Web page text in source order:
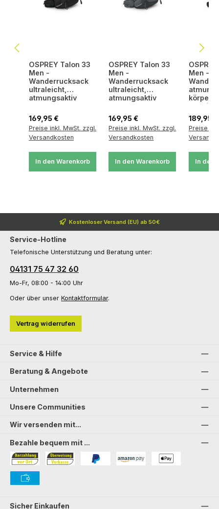
OSPREY Talon 33
Men -
Wanderrucksack
ultraleicht,
atmungsaktiv
Regulärer Preis:
169,95 €
Preise inkl. MwSt. zzgl.
Versandkosten
In den Warenkorb
OSPREY Talon 33
Men -
Wanderrucksack
ultraleicht,
atmungsaktiv
Regulärer Preis:
169,95 €
Preise inkl. MwSt. zzgl.
Versandkosten
In den Warenkorb
Men -
189,95 €
Preise
In den
Kostenloser Versand (EU) ab 50€
Service-Hotline
Telefonische Unterstützung und Beratung unter:
04131 75 47 32 60
Mo-Fr, 08:00 - 14:00 Uhr
Oder über unser Kontaktformular.
Vertrag widerrufen
Service & Hilfe
Beratung & Angebote
Unternehmen
Unsere Communities
Wir versenden mit...
Bezahle bequem mit ...
Bezahlung in der Filiale
Sicher Einkaufen